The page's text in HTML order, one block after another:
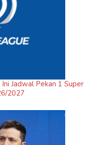
Jadwal Pekan 1 Super
2027